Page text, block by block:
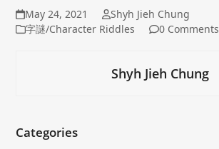
May 24, 2021
Shyh Jieh Chung
字謎/Character Riddles
0 Comments
Shyh Jieh Chung
Categories